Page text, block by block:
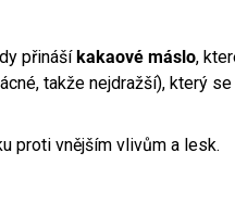
přinášíkakaové máslo,
takže nejdražší), který
proti vnějším vlivům a lesk.